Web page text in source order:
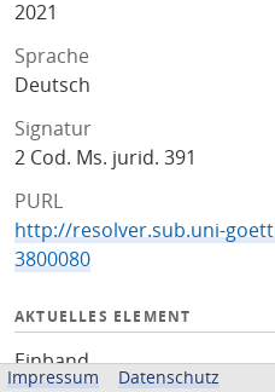
2021
Sprache
Deutsch
Signatur
2 Cod. Ms. jurid. 391
PURL
http://resolver.sub.uni-
3800080
AKTUELLES ELEMENT
Einband
Impressum Datenschutz